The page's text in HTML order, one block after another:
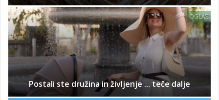
OGLAS
Postali ste družina in življenje ... teče dalje